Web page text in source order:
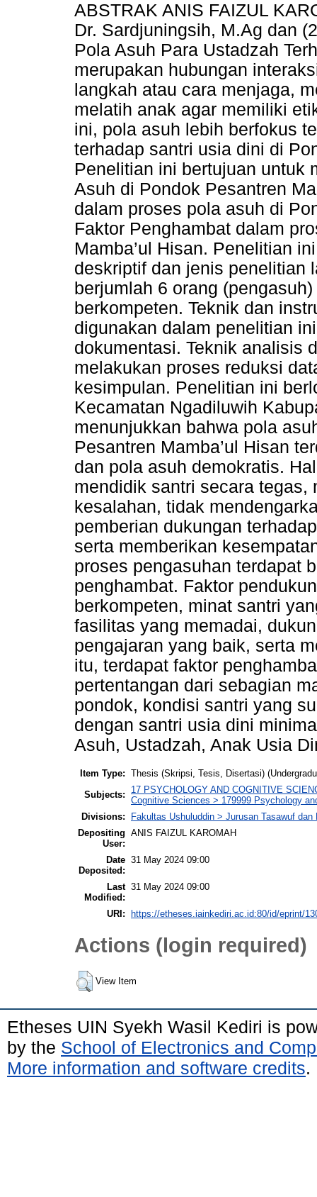
ABSTRAK ANIS FAIZUL
Dr. Sardjuningsih, M.Ag dan
Pola Asuh Para Ustadzah
merupakan hubungan
langkah atau cara menjaga,
melatih anak agar memiliki
ini, pola asuh lebih berfokus
terhadap santri usia dini di
Penelitian ini bertujuan untuk
Asuh di Pondok Pesantren
dalam proses pola asuh di
Faktor Penghambat dalam
Mamba’ul Hisan. Penelitian
deskriptif dan jenis penelitian
berjumlah 6 orang
berkompeten. Teknik dan
digunakan dalam penelitian
dokumentasi. Teknik analisis
melakukan proses reduksi
kesimpulan. Penelitian ini
Kecamatan Ngadiluwih
menunjukkan bahwa pola
Pesantren Mamba’ul Hisan
dan pola asuh demokratis.
mendidik santri secara tegas,
kesalahan, tidak
pemberian dukungan
serta memberikan
proses pengasuhan terdapat
penghambat. Faktor
berkompeten, minat santri
fasilitas yang memadai,
pengajaran yang baik, serta
itu, terdapat faktor
pertentangan dari sebagian
pondok, kondisi santri yang
dengan santri usia dini
Asuh, Ustadzah, Anak Usia
Item Type: Thesis (Skripsi, Tesis, Disertasi)
Subjects:
17 PSYCHOLOGY AND COGNITIVE
Cognitive Sciences > 179999 Psychology
Divisions:
Fakultas Ushuluddin > Jurusan Tasawuf dan
Depositing
User:
ANIS FAIZUL KAROMAH
Date
Deposited:
31 May 2024 09:00
Last
Modified:
31 May 2024 09:00
URI: https://etheses.iainkediri.ac.id:80/id/eprint/
Actions (login required)
View Item
Etheses UIN Syekh Wasil Kediri is
by the School of Electronics and
More information and software credits.